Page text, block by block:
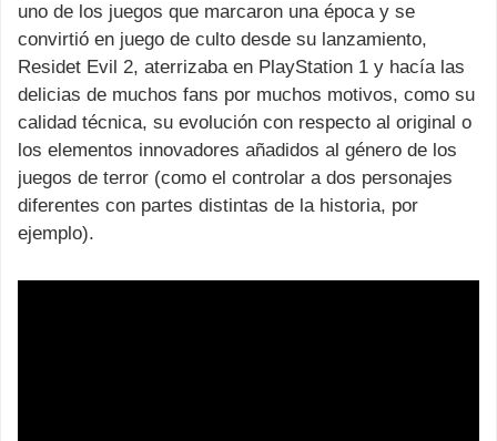
uno de los juegos que marcaron una época y se
convirtió en juego de culto desde su lanzamiento,
Residet Evil 2, aterrizaba en PlayStation 1 y hacía las
delicias de muchos fans por muchos motivos, como su
calidad técnica, su evolución con respecto al original o
los elementos innovadores añadidos al género de los
juegos de terror (como el controlar a dos personajes
diferentes con partes distintas de la historia, por
ejemplo).